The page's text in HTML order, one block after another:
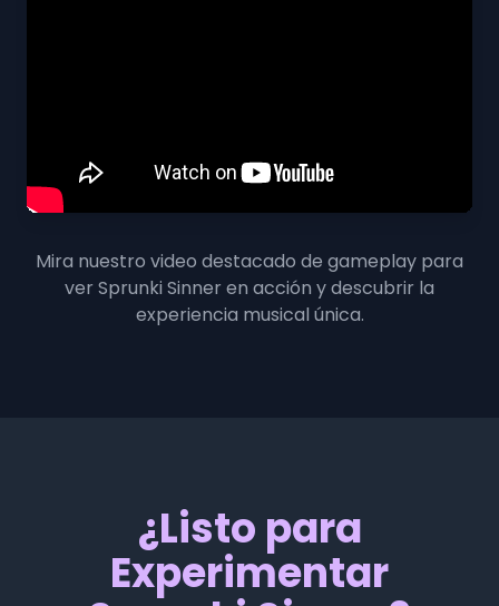
Mira nuestro video destacado de gameplay para
ver Sprunki Sinner en acción y descubrir la
experiencia musical única.
¿Listo para
Experimentar